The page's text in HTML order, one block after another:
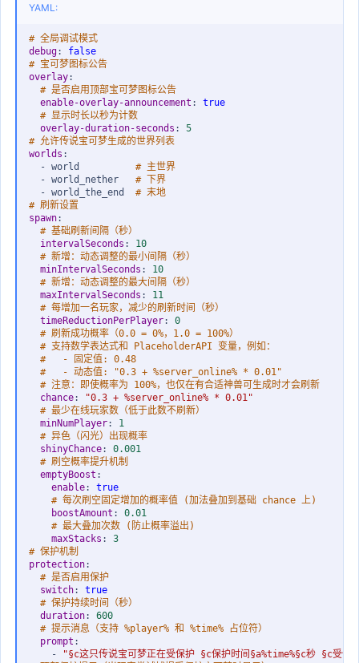
YAML:
# 全局调试模式
debug:
false
# 宝可梦图标公告
overlay:
# 是否启用顶部宝可梦图标公告
enable-overlay-announcement :
true
# 显示时长以秒为计数
overlay-duration-seconds :
5
# 允许传说宝可梦生成的世界列表
worlds :
- world # 主世界
- world_nether # 下界
- world_the_end # 末地
# 刷新设置
spawn:
# 基础刷新间隔（秒）
intervalSeconds :
10
# 新增：动态调整的最小间隔（秒）
minIntervalSeconds :
10
# 新增：动态调整的最大间隔（秒）
maxIntervalSeconds :
11
# 每增加一名玩家，减少的刷新时间（秒）
timeReductionPerPlayer:
0
# 刷新成功概率（0.0 = 0%，1.0 = 100%）
# 支持数学表达式和 PlaceholderAPI 变量，例如：
#   - 固定值: 0.48
#   - 动态值: "0.3 + %server_online% * 0.01"
# 注意：即使概率为 100%，也仅在有合适神兽可生成时才会刷新
chance:
"0.3 + %server_online% * 0.01"
# 最少在线玩家数（低于此数不刷新）
minNumPlayer:
1
# 异色（闪光）出现概率
shinyChance:
0.001
# 刷空概率提升机制
emptyBoost :
enable:
true
# 每次刷空固定增加的概率值 (加法叠加到基础 chance 上)
boostAmount :
0.01
# 最大叠加次数 (防止概率溢出)
maxStacks :
3
# 保护机制
protection:
# 是否启用保护
switch:
true
# 保护持续时间（秒）
duration:
600
# 提示消息（支持 %player% 和 %time% 占位符）
prompt :
-
"§c这只传说宝可梦正在受保护 §c保护时间§a%time%§c秒 §c受